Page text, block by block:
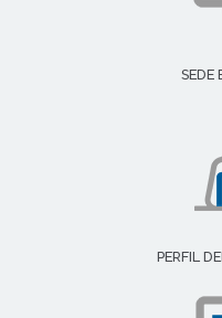
SEDE
PERFIL